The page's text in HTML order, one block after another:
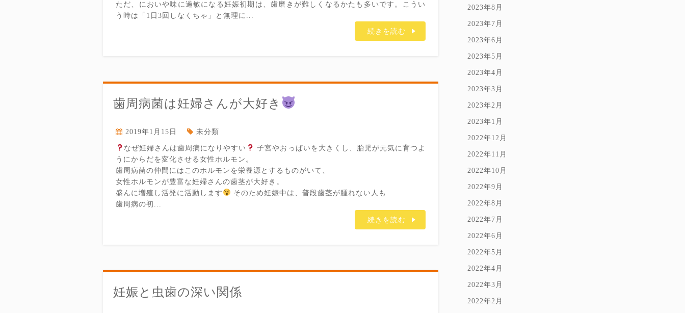
ただ、においや味に過敏になる妊娠初期は、歯磨きが難しくなるかたも多いです。こうい
う時は「1日3回しなくちゃ」と無理に...
続きを読む
歯周病菌は妊婦さんが大好き
2019年1月15日 未分類
なぜ妊婦さんは歯周病になりやすい
子宮やおっぱいを大きくし、胎児が元気に育つよ
うにからだを変化させる女性ホルモン。
歯周病菌の仲間にはこのホルモンを栄養源とするものがいて、
女性ホルモンが豊富な妊婦さんの歯茎が大好き。
盛んに増殖し活発に活動します
そのため妊娠中は、普段歯茎が腫れない人も
歯周病の初...
続きを読む
妊娠と虫歯の深い関係
2023年8月
2023年7月
2023年6月
2023年5月
2023年4月
2023年3月
2023年2月
2023年1月
2022年12月
2022年11月
2022年10月
2022年9月
2022年8月
2022年7月
2022年6月
2022年5月
2022年4月
2022年3月
2022年2月